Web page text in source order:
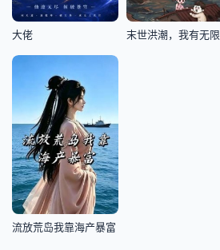
大佬
流放荒岛我靠海产暴富